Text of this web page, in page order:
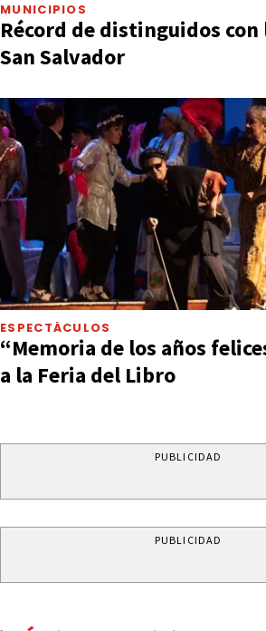
MUNICIPIOS
Récord de distinguidos con
San Salvador
ESPECTÁCULOS
“Memoria de los años
a la Feria del Libro
PUBLICIDAD
PUBLICIDAD